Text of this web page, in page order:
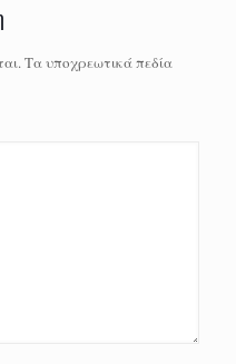
Τα υποχρεωτικά πεδία